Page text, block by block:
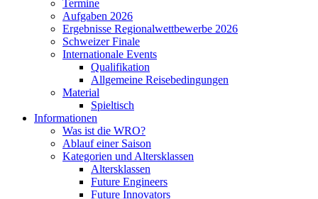
Termine
Aufgaben 2026
Ergebnisse Regionalwettbewerbe 2026
Schweizer Finale
Internationale Events
Qualifikation
Allgemeine Reisebedingungen
Material
Spieltisch
Informationen
Was ist die WRO?
Ablauf einer Saison
Kategorien und Altersklassen
Altersklassen
Future Engineers
Future Innovators